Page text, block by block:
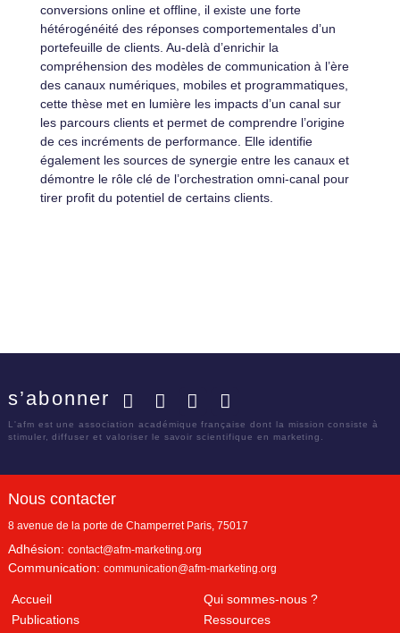
conversions online et offline, il existe une forte
hétérogénéité des réponses comportementales d’un
portefeuille de clients. Au-delà d’enrichir la
compréhension des modèles de communication à l’ère
des canaux numériques, mobiles et programmatiques,
cette thèse met en lumière les impacts d’un canal sur
les parcours clients et permet de comprendre l’origine
de ces incréments de performance. Elle identifie
également les sources de synergie entre les canaux et
démontre le rôle clé de l’orchestration omni-canal pour
tirer profit du potentiel de certains clients.
s’abonner
L'afm est une association académique française dont la mission consiste à
stimuler, diffuser et valoriser le savoir scientifique en marketing.
Nous contacter
8 avenue de la porte de Champerret Paris, 75017
Adhésion: contact@afm-marketing.org
Communication: communication@afm-marketing.org
Accueil
Qui sommes-nous ?
Publications
Ressources